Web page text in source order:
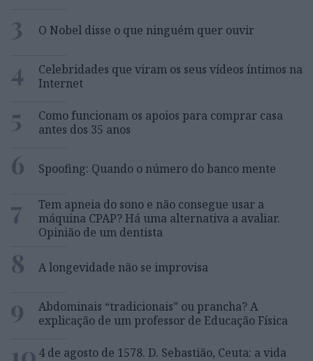
3 O Nobel disse o que ninguém quer ouvir
4
Celebridades que viram os seus vídeos íntimos na
Internet
5
Como funcionam os apoios para comprar casa
antes dos 35 anos
6 Spoofing: Quando o número do banco mente
7
Tem apneia do sono e não consegue usar a
máquina CPAP? Há uma alternativa a avaliar.
Opinião de um dentista
8 A longevidade não se improvisa
9
Abdominais “tradicionais” ou prancha? A
explicação de um professor de Educação Física
4 de agosto de 1578. D. Sebastião, Ceuta: a vida